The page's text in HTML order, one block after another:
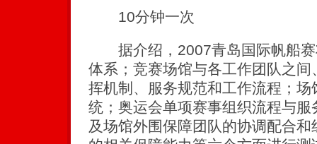
10分钟一次
据介绍，2007青岛国际帆船赛
体系；竞赛场馆与各工作团队之
挥机制、服务规范和工作流程；
统；奥运会单项赛事组织流程与
及场馆外围保障团队的协调配合